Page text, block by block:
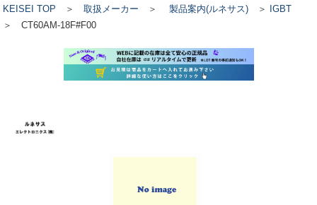
KEISEI TOP ＞取扱メーカー ＞ 製品案内(ルネサス) ＞
IGBT
＞ CT60AM-18F#F00